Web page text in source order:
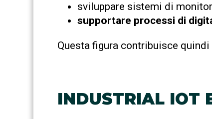
sviluppare sistemi di
supportare processi di
Questa figura contribuisce
INDUSTRIAL IOT